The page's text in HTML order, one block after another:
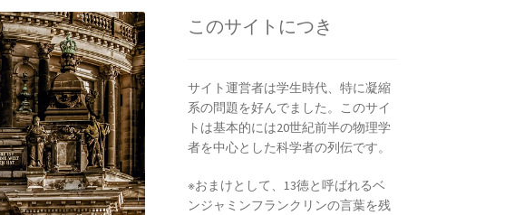
人】
ピタゴラス: Pythagoras
【謎に満ちた数と幾何学の創始者】
トマス・ヤング
から光の波動説を発展｜三原色の提唱】
このサイトにつき
サイト運営者は学生時代、特に凝縮
系の問題を好んでました。このサイ
トは基本的には20世紀前半の物理学
者を中心とした科学者の列伝です。
※おまけとして、13徳と呼ばれるベ
ンジャミンフランクリンの言葉を残